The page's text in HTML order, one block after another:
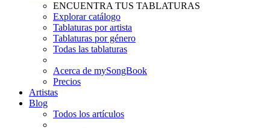
ENCUENTRA TUS TABLATURAS
Explorar catálogo
Tablaturas por artista
Tablaturas por género
Todas las tablaturas
Acerca de mySongBook
Precios
Artistas
Blog
Todos los artículos